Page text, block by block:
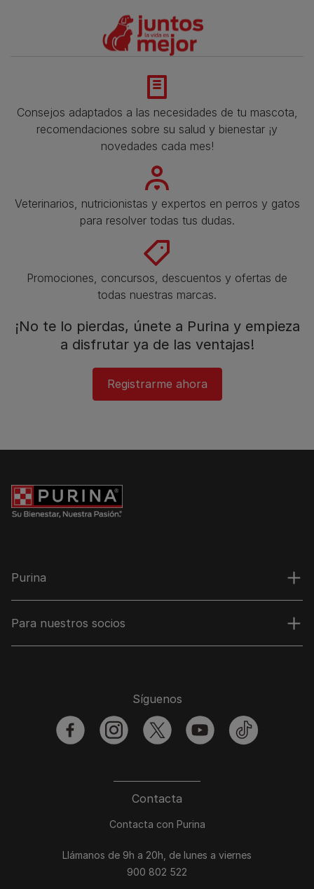
Consejos adaptados a las necesidades de tu mascota,
recomendaciones sobre su salud y bienestar ¡y
novedades cada mes!
Veterinarios, nutricionistas y expertos en perros y gatos
para resolver todas tus dudas.​
Promociones, concursos, descuentos y ofertas de
todas nuestras marcas.​
¡No te lo pierdas, únete a Purina y empieza
a disfrutar ya de las ventajas!​
Registrarme ahora​
Purina
Para nuestros socios
Contacta
Contacta con Purina
Llámanos de 9h a 20h, de lunes a viernes
900 802 522
Síguenos
facebookinstagramtwitter youtubetiktok